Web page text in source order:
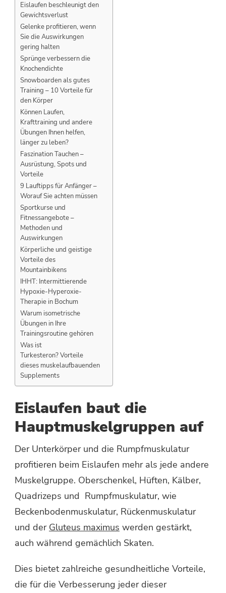
Eislaufen beschleunigt den
Gewichtsverlust
Gelenke profitieren, wenn
Sie die Auswirkungen
gering halten
Sprünge verbessern die
Knochendichte
Snowboarden als gutes
Training – 10 Vorteile für
den Körper
Können Laufen,
Krafttraining und andere
Übungen Ihnen helfen,
länger zu leben?
Faszination Tauchen –
Ausrüstung, Spots und
Vorteile
9 Lauftipps für Anfänger –
Worauf Sie achten müssen
Sportkurse und
Fitnessangebote –
Methoden und
Auswirkungen
Körperliche und geistige
Vorteile des
Mountainbikens
IHHT: Intermittierende
Hypoxie-Hyperoxie-
Therapie in Bochum
Warum isometrische
Übungen in Ihre
Trainingsroutine gehören
Was ist
Turkesteron? Vorteile
dieses muskelaufbauenden
Supplements
Eislaufen baut die
Hauptmuskelgruppen auf
Der Unterkörper und die Rumpfmuskulatur
profitieren beim Eislaufen mehr als jede andere
Muskelgruppe. Oberschenkel, Hüften, Kälber,
Quadrizeps und Rumpfmuskulatur, wie
Beckenbodenmuskulatur, Rückenmuskulatur
und der Gluteus maximus werden gestärkt,
auch während gemächlich Skaten.
Dies bietet zahlreiche gesundheitliche Vorteile,
die für die Verbesserung jeder dieser